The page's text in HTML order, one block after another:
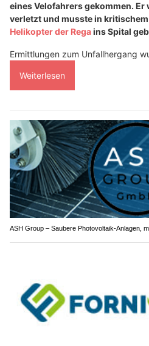
eines Velofahrers gekommen.
verletzt und musste in
Helikopter der Regains Spital
Ermittlungen zum Unfallhergang
Weiterlesen
ASH Group – Saubere Photovoltaik-Anlagen,